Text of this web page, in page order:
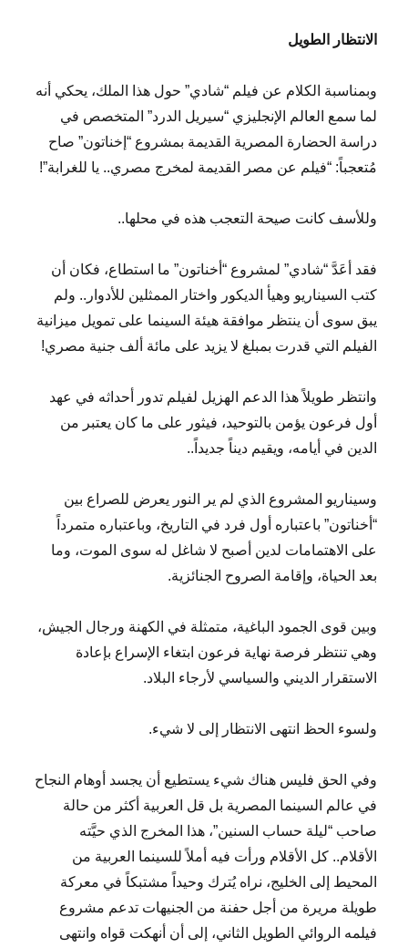
الانتظار الطويل
وبمناسبة الكلام عن فيلم “شادي” حول هذا الملك، يحكي أنه
لما سمع العالم الإنجليزي “سيريل الدرد” المتخصص في
دراسة الحضارة المصرية القديمة بمشروع “إخناتون” صاح
مُتعجباً: “فيلم عن مصر القديمة لمخرج مصري.. يا للغرابة”!
وللأسف كانت صيحة التعجب هذه في محلها..
فقد أعَدَّ “شادي” لمشروع “أخناتون” ما استطاع، فكان أن
كتب السيناريو وهيأ الديكور واختار الممثلين للأدوار.. ولم
يبق سوى أن ينتظر موافقة هيئة السينما على تمويل ميزانية
الفيلم التي قدرت بمبلغ لا يزيد على مائة ألف جنية مصري!
وانتظر طويلاً هذا الدعم الهزيل لفيلم تدور أحداثه في عهد
أول فرعون يؤمن بالتوحيد، فيثور على ما كان يعتبر من
الدين في أيامه، ويقيم ديناً جديداً..
وسيناريو المشروع الذي لم ير النور يعرض للصراع بين
“أخناتون” باعتباره أول فرد في التاريخ، وباعتباره متمرداً
على الاهتمامات لدين أصبح لا شاغل له سوى الموت، وما
بعد الحياة، وإقامة الصروح الجنائزية.
وبين قوى الجمود الباغية، متمثلة في الكهنة ورجال الجيش،
وهي تنتظر فرصة نهاية فرعون ابتغاء الإسراع بإعادة
الاستقرار الديني والسياسي لأرجاء البلاد.
ولسوء الحظ انتهى الانتظار إلى لا شيء.
وفي الحق فليس هناك شيء يستطيع أن يجسد أوهام النجاح
في عالم السينما المصرية بل قل العربية أكثر من حالة
صاحب “ليلة حساب السنين”، هذا المخرج الذي حيَّته
الأقلام.. كل الأقلام ورأت فيه أملاً للسينما العربية من
المحيط إلى الخليج، نراه يُترك وحيداً مشتبكاً في معركة
طويلة مريرة من أجل حفنة من الجنيهات تدعم مشروع
فيلمه الروائي الطويل الثاني، إلى أن أنهكت قواه وانتهى